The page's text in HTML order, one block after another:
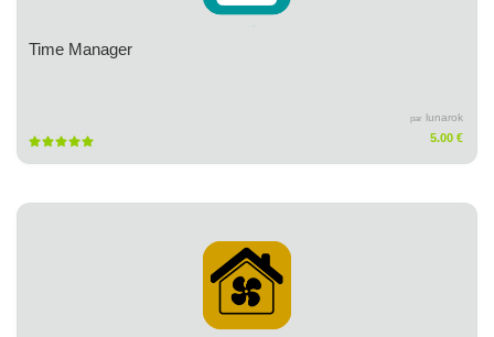
Time Manager
par lunarok
5.00 €